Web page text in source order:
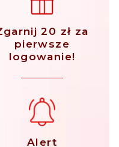
20 zł za
pierwsze
logowanie!
Alert